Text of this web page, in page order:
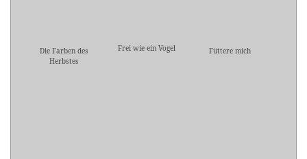
Die Farben des
Herbstes
Frei wie ein Vogel Füttere mich